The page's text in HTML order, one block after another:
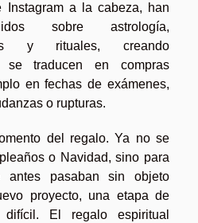
Instagram a la cabeza, han
sobre astrología,
y rituales, creando
se traducen en compras
en fechas de exámenes,
o rupturas.
del regalo. Ya no se
o Navidad, sino para
antes pasaban sin objeto
proyecto, una etapa de
El regalo espiritual